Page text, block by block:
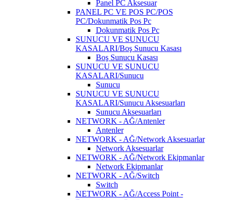
Panel PC Aksesuar
PANEL PC VE POS PC/POS
PC/Dokunmatik Pos Pc
Dokunmatik Pos Pc
SUNUCU VE SUNUCU
KASALARI/Boş Sunucu Kasası
Boş Sunucu Kasası
SUNUCU VE SUNUCU
KASALARI/Sunucu
Sunucu
SUNUCU VE SUNUCU
KASALARI/Sunucu Aksesuarları
Sunucu Aksesuarları
NETWORK - AĞ/Antenler
Antenler
NETWORK - AĞ/Network Aksesuarlar
Network Aksesuarlar
NETWORK - AĞ/Network Ekipmanlar
Network Ekipmanlar
NETWORK - AĞ/Switch
Switch
NETWORK - AĞ/Access Point -